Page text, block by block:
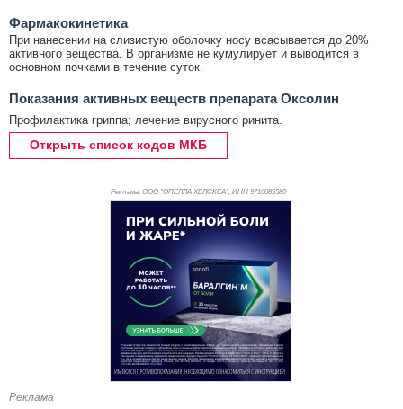
Фармакокинетика
При нанесении на слизистую оболочку носу всасывается до 20%
активного вещества. В организме не кумулирует и выводится в
основном почками в течение суток.
Показания активных веществ препарата Оксолин
Профилактика гриппа; лечение вирусного ринита.
Открыть список кодов МКБ
Реклама. ООО "ОПЕЛЛА ХЕЛСКЕА", ИНН 9710085580
Реклама